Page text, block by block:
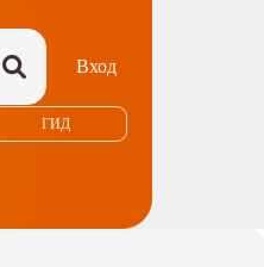
Вход
ГИД